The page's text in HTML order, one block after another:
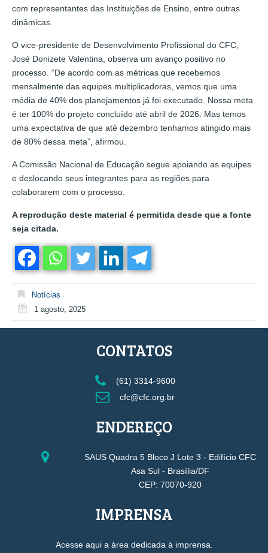
com representantes das Instituições de Ensino, entre outras
dinâmicas.
O vice-presidente de Desenvolvimento Profissional do CFC,
José Donizete Valentina, observa um avanço positivo no
processo. “De acordo com as métricas que recebemos
mensalmente das equipes multiplicadoras, vemos que uma
média de 40% dos planejamentos já foi executado. Nossa meta
é ter 100% do projeto concluído até abril de 2026. Mas temos
uma expectativa de que até dezembro tenhamos atingido mais
de 80% dessa meta”, afirmou.
A Comissão Nacional de Educação segue apoiando as equipes
e deslocando seus integrantes para as regiões para
colaborarem com o processo.
A reprodução deste material é permitida desde que a fonte
seja citada.
Notícias
1 agosto, 2025
CONTATOS
(61) 3314-9600
cfc@cfc.org.br
ENDEREÇO
SAUS Quadra 5 Bloco J Lote 3 - Edifício CFC
Asa Sul - Brasília/DF
CEP: 70070-920
IMPRENSA
Acesse aqui a área dedicada à imprensa.